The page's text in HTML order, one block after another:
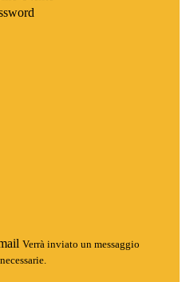
Verrà inviato un messaggio